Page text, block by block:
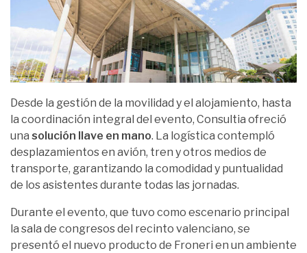
Desde la gestión de la movilidad y el alojamiento, hasta
la coordinación integral del evento, Consultia ofreció
una solución llave en mano. La logística contempló
desplazamientos en avión, tren y otros medios de
transporte, garantizando la comodidad y puntualidad
de los asistentes durante todas las jornadas.
Durante el evento, que tuvo como escenario principal
la sala de congresos del recinto valenciano, se
presentó el nuevo producto de Froneri en un ambiente